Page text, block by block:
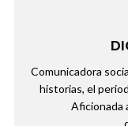
Comunicadora
historias, el
Aficionada